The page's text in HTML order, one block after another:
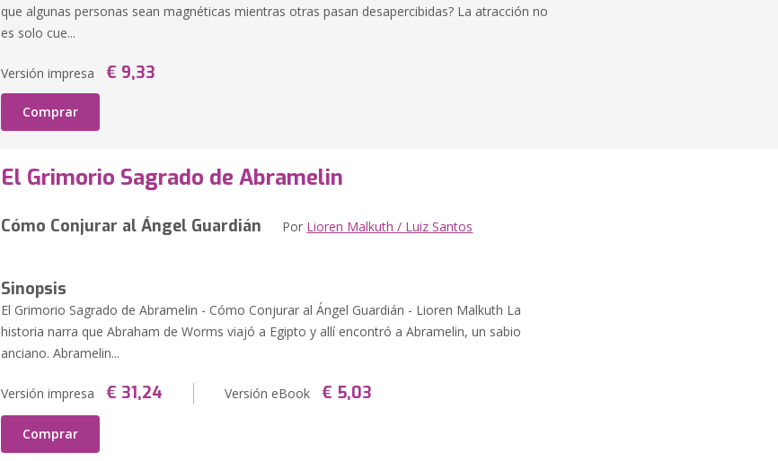
que algunas personas sean magnéticas mientras otras pasan desapercibidas? La atracción no
es solo cue...
Versión impresa € 9,33
Comprar
El Grimorio Sagrado de Abramelin
Cómo Conjurar al Ángel Guardián Por Lioren Malkuth / Luiz Santos
Sinopsis
El Grimorio Sagrado de Abramelin - Cómo Conjurar al Ángel Guardián - Lioren Malkuth La
historia narra que Abraham de Worms viajó a Egipto y allí encontró a Abramelin, un sabio
anciano. Abramelin...
Versión impresa € 31,24 Versión eBook € 5,03
Comprar